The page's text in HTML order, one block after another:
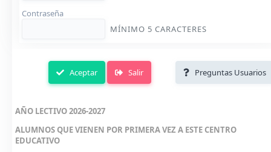
Contraseña
MÍNIMO 5 CARACTERES
Aceptar Salir Preguntas Usuarios
AÑO LECTIVO 2026-2027
ALUMNOS QUE VIENEN POR PRIMERA VEZ A ESTE CENTRO
EDUCATIVO